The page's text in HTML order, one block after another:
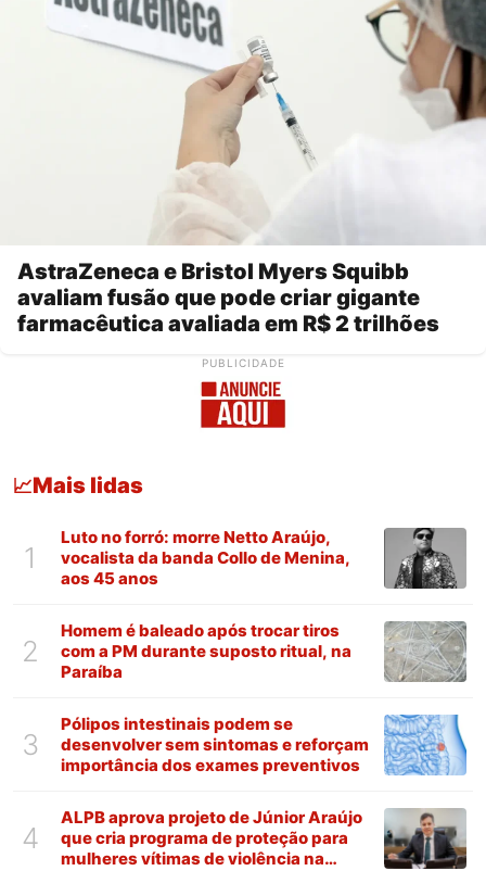
AstraZeneca e Bristol Myers Squibb
avaliam fusão que pode criar gigante
farmacêutica avaliada em R$ 2 trilhões
PUBLICIDADE
📈Mais lidas
1
Luto no forró: morre Netto Araújo,
vocalista da banda Collo de Menina,
aos 45 anos
2
Homem é baleado após trocar tiros
com a PM durante suposto ritual, na
Paraíba
3
Pólipos intestinais podem se
desenvolver sem sintomas e reforçam
importância dos exames preventivos
4
ALPB aprova projeto de Júnior Araújo
que cria programa de proteção para
mulheres vítimas de violência na